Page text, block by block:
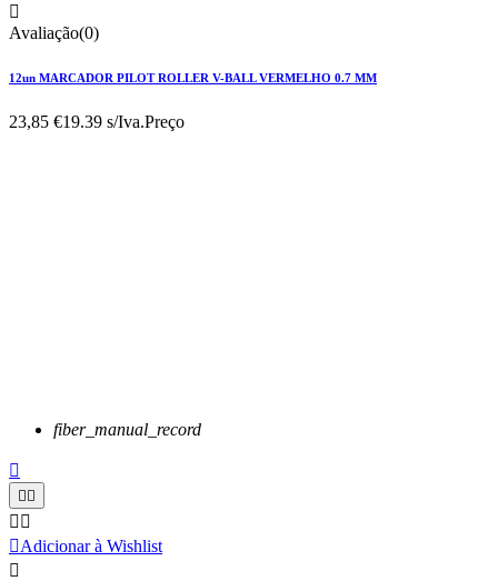

Avaliação(0)
12un MARCADOR PILOT ROLLER V-BALL VERMELHO 0.7 MM
23,85 €19.39 s/Iva.Preço
fiber_manual_record


 
Adicionar à Wishlist
